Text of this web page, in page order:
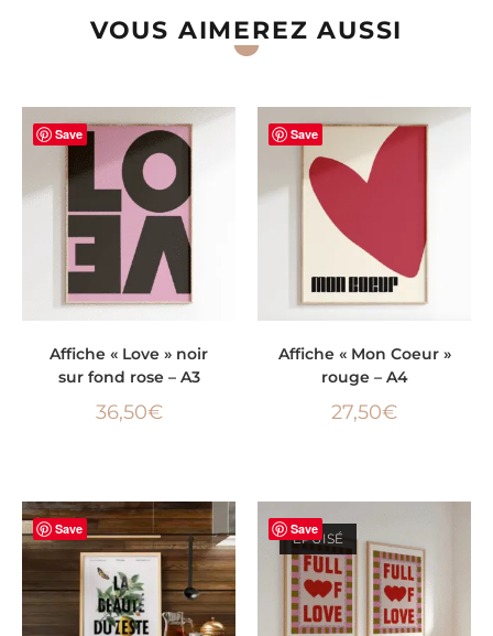
VOUS AIMEREZ AUSSI
Save
Affiche « Love » noir
sur fond rose – A3
36,50€
Save
Affiche « Mon Coeur »
rouge – A4
27,50€
Save Save
ÉPUISÉ